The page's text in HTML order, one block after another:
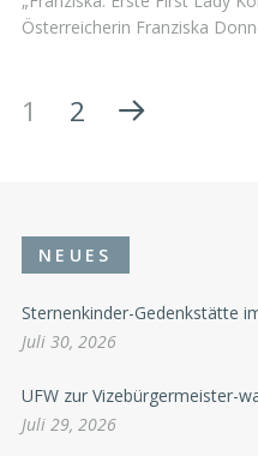
Österreicherin Franziska
1 2
NEUES
Sternenkinder-Gedenkstätte
Juli 30, 2026
UFW zur Vizebürgermeister-
Juli 29, 2026